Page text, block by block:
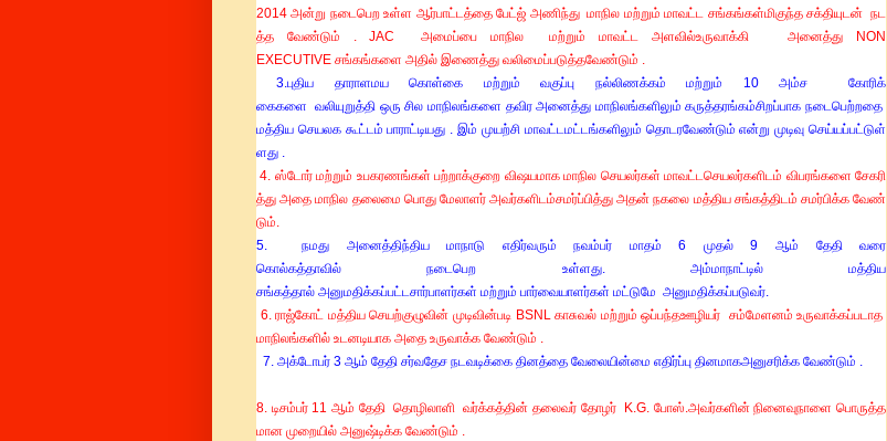
2014அன்று நடைபெற உள்ள ஆர்பாட்டத்தை பேட்ஜ் அணிந்து மாநில மற்றும் மாவட்ட சங்கங்கள்மிகுந்த சக்தியுடன் நட
த்த
வேண்டும் . JAC அமைப்பை மாநில மற்றும் மாவட்ட அளவில்உருவாக்கி அனைத்து NON
EXECUTIVE சங்கங்களை அதில் இணைத்து வலிமைப்படுத்தவேண்டும் .
3.புதிய தாராளமய கொள்கை மற்றும் வகுப்பு நல்லிணக்கம் மற்றும் 10அம்ச
கோரிக்
கைகளை வலியுறுத்தி ஒரு சில மாநிலங்களை தவிர அனைத்து மாநிலங்களிலும் கருத்தரங்கம்சிறப்பாக நடைபெற்றதை
மத்திய செயலக கூட்டம் பாராட்டியது .இம் முயற்சி மாவட்டமட்டங்களிலும் தொடரவேண்டும் என்று முடிவு செய்யப்பட்டுள்
ளது .
4. ஸ்டோர் மற்றும் உபகரணங்கள் பற்றாக்குறை விஷயமாக மாநில செயலர்கள் மாவட்டசெயலர்களிடம் விபரங்களை சேகரி
த்து அதை மாநில தலைமை பொது மேலாளர் அவர்களிடம்சமர்ப்பித்து அதன் நகலை மத்திய சங்கத்திடம் சமர்பிக்க வேண்
டும்.
5.நமது அனைத்திந்தியமாநாடு எதிர்வரும் நவம்பர் மாதம் 6 முதல்9 ஆம் தேதி
வரை
கொல்கத்தாவில்
நடைபெற
உள்ளது. அம்மாநாட்டில் மத்திய
சங்கத்தால் அனுமதிக்கப்பட்டசார்பாளர்கள் மற்றும் பார்வையாளர்கள் மட்டுமே அனுமதிக்கப்படுவர்.
6.ராஜ்கோட் மத்திய செயற்குழுவின் முடிவின்படி BSNL காசுவல் மற்றும் ஒப்பந்தஊழியர் சம்மேளனம் உருவாக்கப்படாத
மாநிலங்களில் உடனடியாக அதை உருவாக்க வேண்டும் .
7. அக்டோபர் 3 ஆம் தேதி சர்வதேச நடவடிக்கை தினத்தை வேலையின்மை எதிர்ப்பு தினமாகஅனுசரிக்க வேண்டும் .
8. டிசம்பர்11ஆம் தேதி தொழிலாளி வர்க்கத்தின் தலைவர் தோழர்K.G. போஸ்.அவர்களின் நினைவுநாளை பொருத்த
மான முறையில் அனுஷ்டிக்க வேண்டும் .